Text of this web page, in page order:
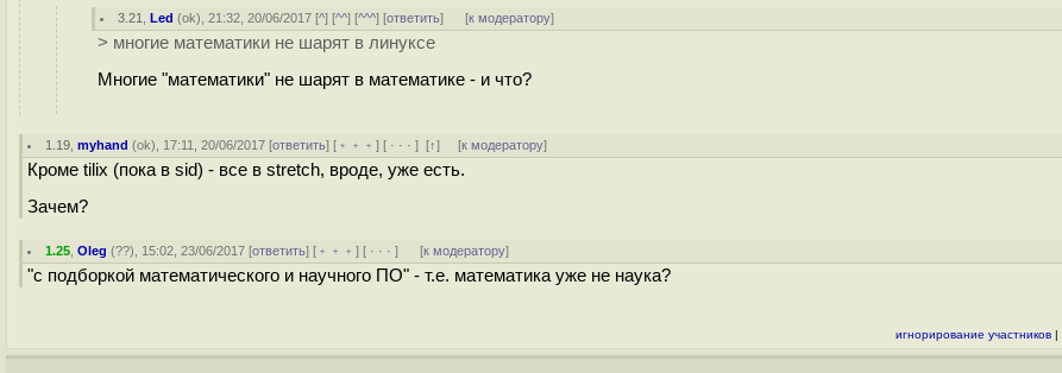
3.21 ,Led (ok), 21:32, 20/06/2017 [^] [^^] [^^^] [ответить] [к модератору]
> многие математики не шарят в линуксе
Многие "математики" не шарят в математике - и что?
1.19 ,myhand (ok), 17:11, 20/06/2017 [ответить] [ ﹢﹢﹢] [ · · ·][↑] [к модератору]
Кроме tilix (пока в sid) - все в stretch, вроде, уже есть.
Зачем?
1.25 ,Oleg (??), 15:02, 23/06/2017 [ответить] [ ﹢﹢﹢] [ · · ·] [к модератору]
"с подборкой математического и научного ПО" - т.е. математика уже не наука?
игнорирование участников |